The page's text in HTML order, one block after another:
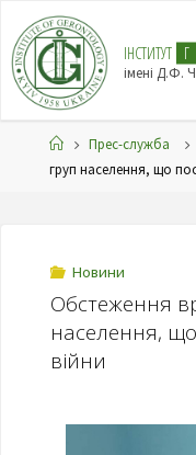
ІНСТИТУТ Г
імені Д.Ф.
Прес-служба
груп населення, що
Новини
Обстеження
населення,
війни